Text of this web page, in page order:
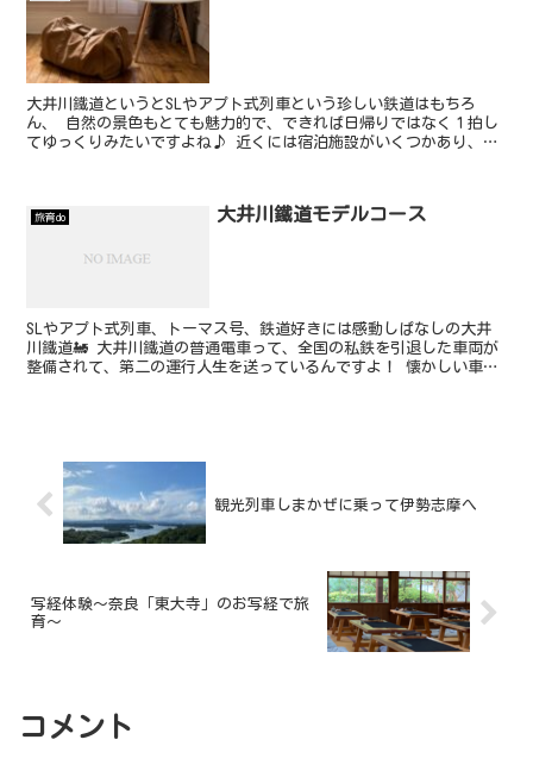
大井川鐵道というとSLやアプト式列車という珍しい鉄道はもちろ
ん、 自然の景色もとても魅力的で、できれば日帰りではなく１拍し
てゆっくりみたいですよね♪ 近くには宿泊施設がいくつかあり、民
旅育do 大井川鐵道モデルコース
SLやアプト式列車、トーマス号、鉄道好きには感動しぱなしの大井
川鐵道🚂 大井川鐵道の普通電車って、全国の私鉄を引退した車両が
整備されて、第二の運行人生を送っているんですよ！ 懐かしい車両
観光列車しまかぜに乗って伊勢志摩へ
写経体験〜奈良「東大寺」のお写経で旅
育〜
コメント